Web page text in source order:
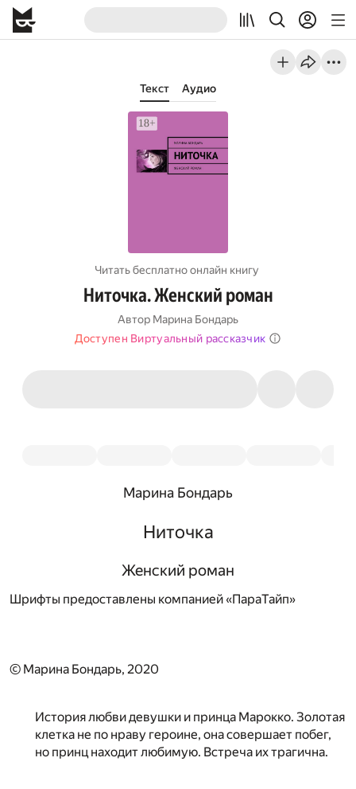
Текст Аудио
Читать бесплатно онлайн книгу
Ниточка. Женский роман
Автор Марина Бондарь
Доступен Виртуальный рассказчик
Марина Бондарь
Ниточка
Женский роман
Шрифты предоставлены компанией «ПараТайп»
© Марина Бондарь, 2020
История любви девушки и принца Марокко. Золотая
клетка не по нраву героине, она совершает побег,
но принц находит любимую. Встреча их трагична.